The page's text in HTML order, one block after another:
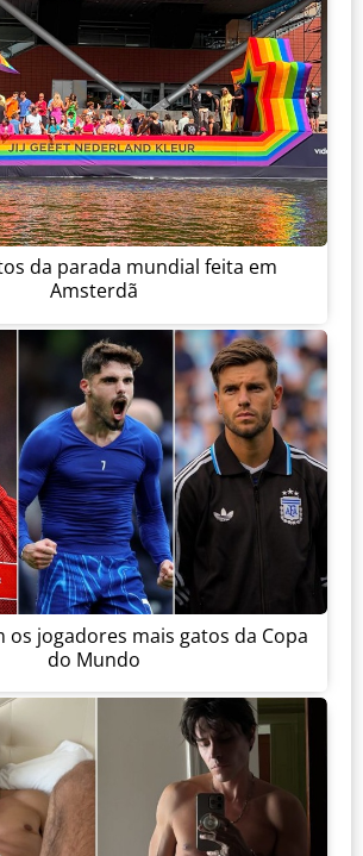
da parada mundial feita em
Amsterdã
os jogadores mais gatos da Copa
do Mundo